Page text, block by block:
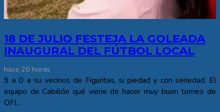
18 DE JULIO FESTEJA LA GOLEADA
INAUGURAL DEL FÚTBOL LOCAL
hace 20 horas
9 a 0 a su vecinos de Figuritas, si piedad y con seriedad. El
equipo de Cabillón qué viene de hacer muy buen torneo de
OFI…